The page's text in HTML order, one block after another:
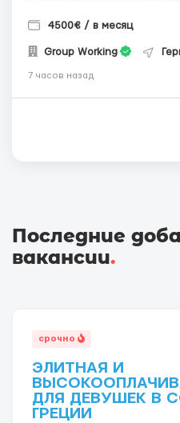
4500€ / в месяц
Group Working
7 часов назад
Последние
вакансии.
срочно
ЭЛИТНАЯ И
ДЛЯ ДЕВУШЕК В
ГРЕЦИИ